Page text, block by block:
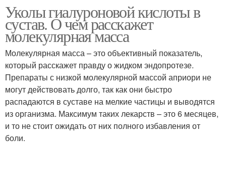
Уколы гиалуроновой кислоты в
сустав. О чем расскажет
молекулярная масса
Молекулярная масса – это объективный показатель,
который расскажет правду о жидком эндопротезе.
Препараты с низкой молекулярной массой априори не
могут действовать долго, так как они быстро
распадаются в суставе на мелкие частицы и выводятся
из организма. Максимум таких лекарств – это 6 месяцев,
и то не стоит ожидать от них полного избавления от
боли.